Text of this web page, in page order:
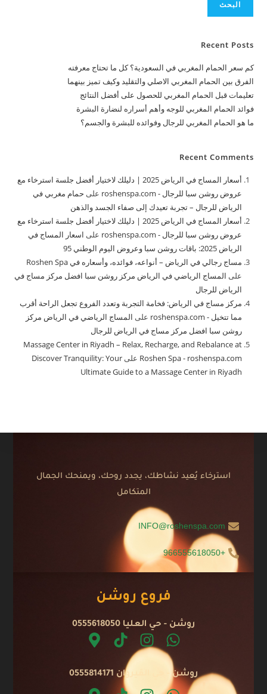
البحث
Recent Posts
كم سعر الحمام المغربي في السعودية؟ كل ما تحتاج معرفته
الفرق بين الحمام المغربي الاصلي والتقليد وكيف تميز بينهما
تعليمات قبل الحمام المغربي للحصول على أفضل النتائج
فوائد الحمام المغربي للوجه وأهم أسراره لنضارة البشرة
ما هو الحمام المغربي للرجال وفوائده للبشرة والجسم؟
Recent Comments
أسعار المساج في الرياض 2025 | دليلك لاختيار أفضل جلسة استرخاء مع
عروض روشن سبا للرجال - roshenspa.com
على حمام مغربي في
الرياض للرجال – تجربة تعيدك إلى صفاء الجسد والذهن
أسعار المساج في الرياض 2025 | دليلك لاختيار أفضل جلسة استرخاء مع
عروض روشن سبا للرجال - roshenspa.com
على اسعار المساج في
الرياض 2025: باقات روشن سبا وعروض اليوم الوطني 95
مساج رجالي في الرياض – أنواعه، فوائده، وأسعاره في Roshen Spa
على المساج الرياضي في الرياض مركز روشن سبا افضل مركز مساج في
الرياض للرجال
مركز مساج في الرياض: فخامة التجربة وتعدد الفروع تجعل الراحة أقرب
مما تتخيل - roshenspa.com
على المساج الرياضي في الرياض مركز
روشن سبا افضل مركز مساج في الرياض للرجال
Massage Center in Riyadh – Relax, Recharge, and Rebalance at
Roshen Spa - roshenspa.com علىDiscover Tranquility: Your
Ultimate Guide to a Massage Center in Riyadh
استرخاء يُعيد نشاطك، يجدد روحك، ويمنحك الجمال
المتكامل
INFO@roshenspa.com
+966555618050
فروع روشن
روشن - حي العليا 0555618050
روشن - حي القيروان 0555814171